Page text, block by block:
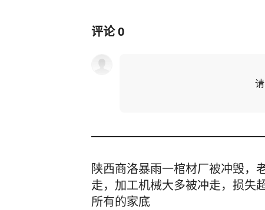
评论0
陕西商洛暴雨一棺材厂被冲毁，
走，加工机械大多被冲走，损失
所有的家底